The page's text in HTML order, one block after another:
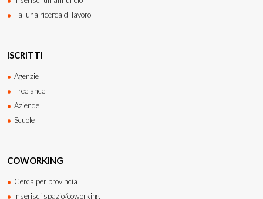
Fai una ricerca di lavoro
ISCRITTI
Agenzie
Freelance
Aziende
Scuole
COWORKING
Cerca per provincia
Inserisci spazio/coworking